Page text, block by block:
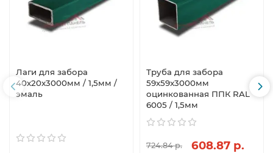
Лаги для забора
40х20x3000мм / 1,5мм /
эмаль
Труба для забора
59х59x3000мм
оцинкованная ППК RAL
6005 / 1,5мм
724.84 р. 608.87 р.